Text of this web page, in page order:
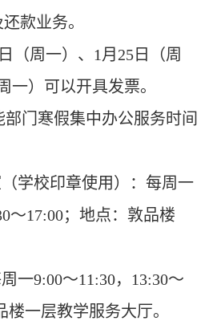
款业务。
日（周一）、 1 月 25 日（周
一）可以开具发票。
门寒假集中办公服务时间
学校印章使用）：每周一
～17:00；地点：敦品楼
一9:00～11:30， 13:30～
楼一层教学服务大厅。